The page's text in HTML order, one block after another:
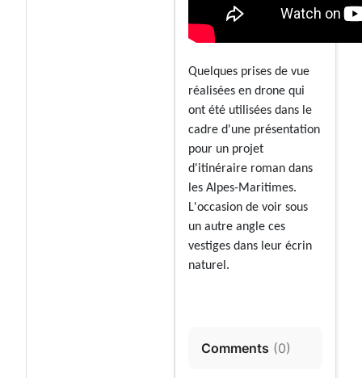
Quelques prises de vue
réalisées en drone qui
ont été utilisées dans le
cadre d'une présentation
pour un projet
d'itinéraire roman dans
les Alpes-Maritimes.
L'occasion de voir sous
un autre angle ces
vestiges dans leur écrin
naturel.
Comments (0)